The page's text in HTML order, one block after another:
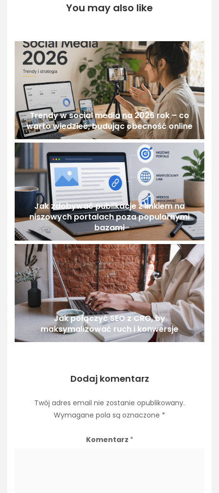
You may also like
Trendy w social media na 2026 rok – co
warto wiedzieć, budując obecność online
Jak zdobywać publikacje z linkiem na
niszowych portalach poza popularnymi
bazami
Jak połączyć SEO z CRO, by
maksymalizować ruch i konwersje
Dodaj komentarz
Twój adres email nie zostanie opublikowany.
Wymagane pola są oznaczone *
Komentarz *